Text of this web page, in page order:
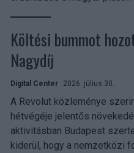
Költési bummot
Nagydíj
Digital Center 2026. július 30.
A Revolut közleménye
hétvégéje jelentős
aktivitásban Budapest
kiderül, hogy a nemzetközi